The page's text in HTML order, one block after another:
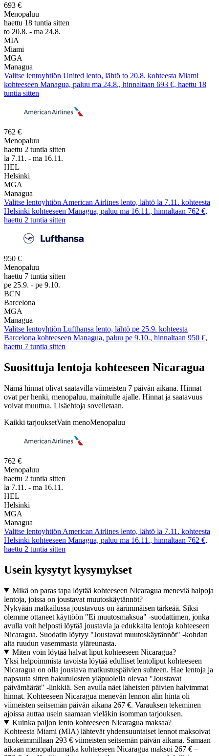
693 €
Menopaluu
haettu 18 tuntia sitten
to 20.8. - ma 24.8.
MIA
Miami
MGA
Managua
Valitse lentoyhtiön United lento, lähtö to 20.8. kohteesta Miami
kohteeseen Managua, paluu ma 24.8., hinnaltaan 693 €, haettu 18
tuntia sitten
762 €
Menopaluu
haettu 2 tuntia sitten
la 7.11. - ma 16.11.
HEL
Helsinki
MGA
Managua
Valitse lentoyhtiön American Airlines lento, lähtö la 7.11. kohteesta
Helsinki kohteeseen Managua, paluu ma 16.11., hinnaltaan 762 €,
haettu 2 tuntia sitten
950 €
Menopaluu
haettu 7 tuntia sitten
pe 25.9. - pe 9.10.
BCN
Barcelona
MGA
Managua
Valitse lentoyhtiön Lufthansa lento, lähtö pe 25.9. kohteesta
Barcelona kohteeseen Managua, paluu pe 9.10., hinnaltaan 950 €,
haettu 7 tuntia sitten
Suosittuja lentoja kohteeseen Nicaragua
Nämä hinnat olivat saatavilla viimeisten 7 päivän aikana. Hinnat
ovat per henki, menopaluu, mainitulle ajalle. Hinnat ja saatavuus
voivat muuttua. Lisäehtoja sovelletaan.
Kaikki tarjouksetVain menoMenopaluu
762 €
Menopaluu
haettu 2 tuntia sitten
la 7.11. - ma 16.11.
HEL
Helsinki
MGA
Managua
Valitse lentoyhtiön American Airlines lento, lähtö la 7.11. kohteesta
Helsinki kohteeseen Managua, paluu ma 16.11., hinnaltaan 762 €,
haettu 2 tuntia sitten
Usein kysytyt kysymykset
Mikä on paras tapa löytää kohteeseen Nicaragua meneviä halpoja
lentoja, joissa on joustavat muutoskäytännöt?
Nykyään matkailussa joustavuus on äärimmäisen tärkeää. Siksi
olemme ottaneet käyttöön "Ei muutosmaksua" -suodattimen, jonka
avulla voit helposti löytää joustavia ja edukkaita lentoja kohteeseen
Nicaragua. Suodatin löytyy "Joustavat muutoskäytännöt" -kohdan
alta ruudun vasemmasta yläreunasta.
Miten voin löytää halvat liput kohteeseen Nicaragua?
Yksi helpoimmista tavoista löytää edulliset lentoliput kohteeseen
Nicaragua on olla joustava matkustuspäivien suhteen. Hae lentoja ja
napsauta sitten hakutulosten yläpuolella olevaa "Joustavat
päivämäärät" -linkkiä. Sen avulla näet läheisten päivien halvimmat
hinnat. Kohteeseen Nicaragua menevän lennon alin hinta oli
viimeisten seitsemän päivän aikana 267 €. Varauksen tekeminen
ajoissa auttaa usein saamaan vieläkin isomman tarjouksen.
Kuinka paljon lento kohteeseen Nicaragua maksaa?
Kohteesta Miami (MIA) lähtevät yhdensuuntaiset lennot maksoivat
huokeimmillaan 293 € viimeisten seitsemän päivän aikana. Samaan
aikaan menopaluumatka kohteeseen Nicaragua maksoi 267 € –